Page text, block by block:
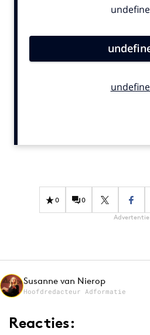
Contentmarketing
Effectiviteit
Gedragsverandering
Martech
Media
Merkstrategie
Programmatic
0 0
Advertentie
Susanne van Nierop
Hoofdredacteur Adformatie
Reacties: